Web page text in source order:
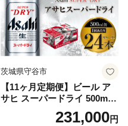
茨城県守谷市
【11ヶ月定期便】ビール ア
サヒ スーパードライ 500ml 2
4本 1ケース×11ヶ月 | アサヒ
ビール 究極の辛口 酒 お酒 ア
231,000円